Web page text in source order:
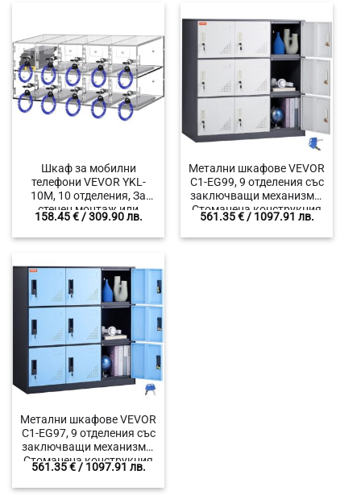
Шкаф за мобилни
телефони VEVOR YKL-
10M, 10 отделения, За
стенен монтаж или
свободно поставяне,
Плексиглас с висока
158.45€/ 309.90 лв.
Метални шкафове VEVOR
C1-EG99, 9 отделения със
заключващи механизми,
Стоманена конструкция
с висока издръжливост,
Цвят Бял
561.35€/ 1097.91 лв.
Метални шкафове VEVOR
C1-EG97, 9 отделения със
заключващи механизми,
Стоманена конструкция
с висока издръжливост,
Цвят Син
561.35€/ 1097.91 лв.